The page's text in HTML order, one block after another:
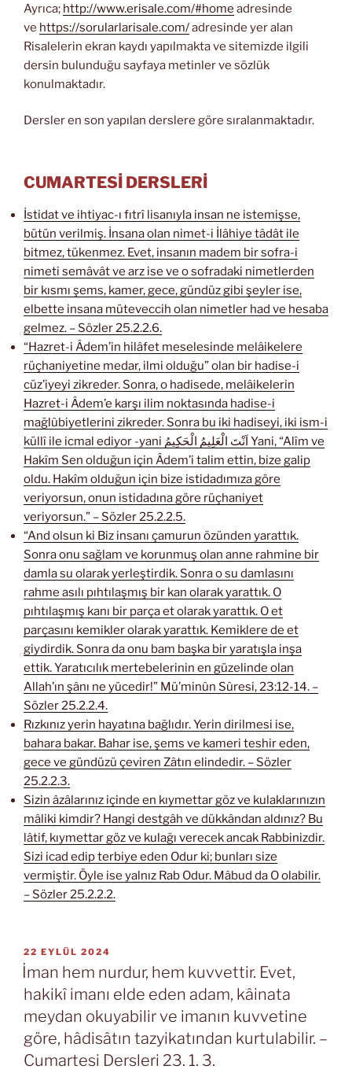
Ayrıca; http://www.erisale.com/#home adresinde
ve https://sorularlarisale.com/adresinde yer alan
Risalelerin ekran kaydı yapılmakta ve sitemizde ilgili
dersin bulunduğu sayfaya metinler ve sözlük
konulmaktadır.
Dersler en son yapılan derslere göre sıralanmaktadır.
CUMARTESİ DERSLERİ
İstidat ve ihtiyac-ı fıtrî lisanıyla insan ne istemişse,
bütün verilmiş. İnsana olan nimet-i İlâhiye tâdât ile
bitmez, tükenmez. Evet, insanın madem bir sofra-i
nimeti semâvât ve arz ise ve o sofradaki nimetlerden
bir kısmı şems, kamer, gece, gündüz gibi şeyler ise,
elbette insana müteveccih olan nimetler had ve hesaba
gelmez. – Sözler 25.2.2.6.
“Hazret-i Âdem’in hilâfet meselesinde melâikelere
rüçhaniyetine medar, ilmi olduğu” olan bir hadise-i
cüz’iyeyi zikreder. Sonra, o hadisede, melâikelerin
Hazret-i Âdem’e karşı ilim noktasında hadise-i
mağlûbiyetlerini zikreder. Sonra bu iki hadiseyi, iki ism-i
küllî ile icmal ediyor -yani اَنْتَ الْعَلِيمُ الْحَكِيمُ Yani, “Alîm ve
Hakîm Sen olduğun için Âdem’i talim ettin, bize galip
oldu. Hakîm olduğun için bize istidadımıza göre
veriyorsun, onun istidadına göre rüçhaniyet
veriyorsun.” – Sözler 25.2.2.5.
“And olsun ki Biz insanı çamurun özünden yarattık.
Sonra onu sağlam ve korunmuş olan anne rahmine bir
damla su olarak yerleştirdik. Sonra o su damlasını
rahme asılı pıhtılaşmış bir kan olarak yarattık. O
pıhtılaşmış kanı bir parça et olarak yarattık. O et
parçasını kemikler olarak yarattık. Kemiklere de et
giydirdik. Sonra da onu bam başka bir yaratışla inşa
ettik. Yaratıcılık mertebelerinin en güzelinde olan
Allah’ın şânı ne yücedir!” Mü’minûn Sûresi, 23:12-14. –
Sözler 25.2.2.4.
Rızkınız yerin hayatına bağlıdır. Yerin dirilmesi ise,
bahara bakar. Bahar ise, şems ve kameri teshir eden,
gece ve gündüzü çeviren Zâtın elindedir. – Sözler
25.2.2.3.
Sizin âzâlarınız içinde en kıymettar göz ve kulaklarınızın
mâliki kimdir? Hangi destgâh ve dükkândan aldınız? Bu
lâtif, kıymettar göz ve kulağı verecek ancak Rabbinizdir.
Sizi icad edip terbiye eden Odur ki; bunları size
vermiştir. Öyle ise yalnız Rab Odur. Mâbud da O olabilir.
– Sözler 25.2.2.2.
YAYIM
TARIHI
22 EYLÜL 2024
İman hem nurdur, hem kuvvettir. Evet,
hakikî imanı elde eden adam, kâinata
meydan okuyabilir ve imanın kuvvetine
göre, hâdisâtın tazyikatından kurtulabilir. –
Cumartesi Dersleri 23. 1. 3.